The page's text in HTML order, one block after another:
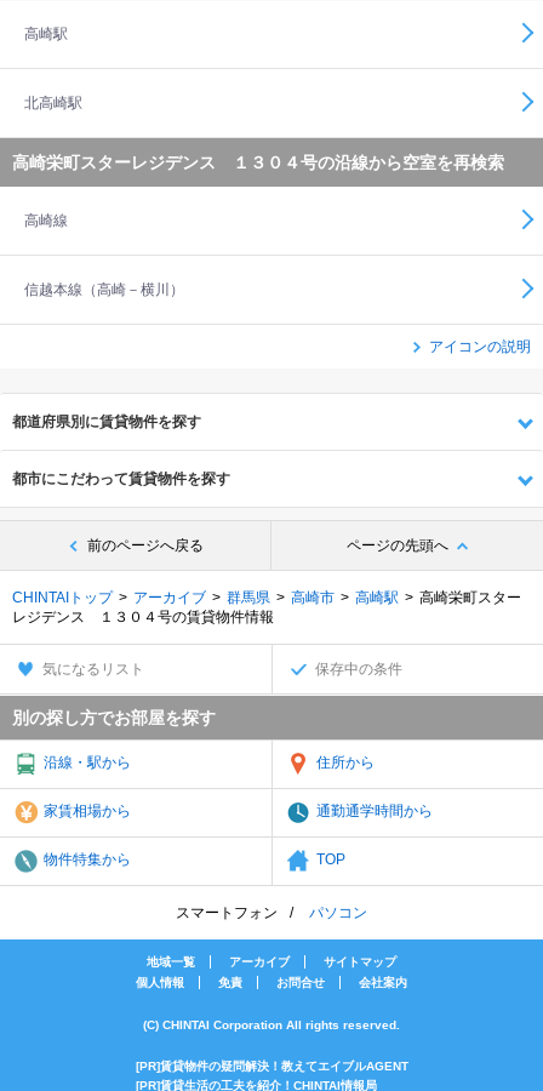
高崎駅
北高崎駅
高崎栄町スターレジデンス １３０４号の沿線から空室を再検索
高崎線
信越本線（高崎－横川）
アイコンの説明
都道府県別に賃貸物件を探す
都市にこだわって賃貸物件を探す
前のページへ戻る ページの先頭へ
CHINTAIトップ アーカイブ 群馬県 高崎市 高崎駅
高崎栄町スター
レジデンス １３０４号の賃貸物件情報
気になるリスト 保存中の条件
別の探し方でお部屋を探す
沿線・駅から 住所から
家賃相場から 通勤通学時間から
物件特集から TOP
スマートフォン パソコン
地域一覧 アーカイブ
サイトマップ
個人情報
免責 お問合せ 会社案内
(C) CHINTAI Corporation All rights reserved.
[PR]賃貸物件の疑問解決！教えてエイブルAGENT
[PR]賃貸生活の工夫を紹介！CHINTAI情報局